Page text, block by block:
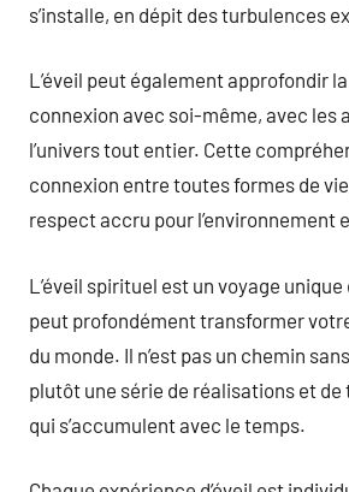
s’installe, en dépit des turbulences
L’éveil peut également approfondir
connexion avec soi-même, avec les
l’univers tout entier. Cette
connexion entre toutes formes de
respect accru pour l’environnement
L’éveil spirituel est un voyage
peut profondément transformer
du monde. Il n’est pas un chemin
plutôt une série de réalisations et
qui s’accumulent avec le temps.